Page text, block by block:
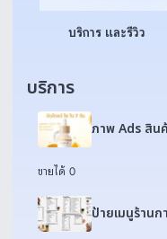
บริการ และรีวิว
บริการ
ภาพ Ads สิน
ขายได้ 0
ป้ายเมนูร้าน